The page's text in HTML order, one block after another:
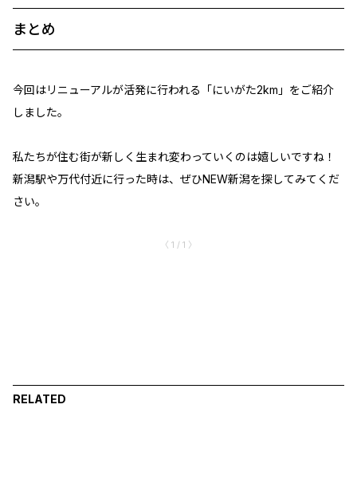
まとめ
今回はリニューアルが活発に行われる「にいがた2km」をご紹介
しました。
私たちが住む街が新しく生まれ変わっていくのは嬉しいですね！
新潟駅や万代付近に行った時は、ぜひNEW新潟を探してみてくだ
さい。
〈 1 / 1 〉
RELATED